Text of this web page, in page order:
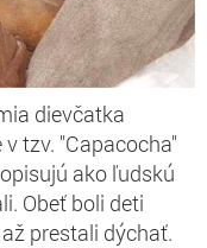
dievčatka
tzv. "Capacocha"
ako ľudskú
Obeť boli deti
prestali dýchať.